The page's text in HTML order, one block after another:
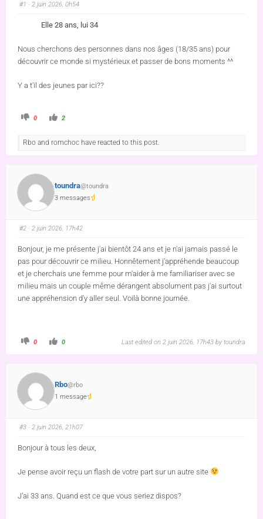
#1 · 2 juin 2026, 0h54
Elle 28 ans, lui 34
Nous cherchons des personnes dans nos âges (18/35 ans) pour
découvrir ce monde si mystérieux et passer de bons moments ^^
Y a t'il des jeunes par ici??
0 2
Rbo and romchoc have reacted to this post.
toundra@toundra
3 messages
#2 · 2 juin 2026, 17h42
Bonjour, je me présente j'ai bientôt 24 ans et je n'ai jamais passé le
pas pour découvrir ce milieu. Honnêtement j'appréhende beaucoup
et je cherchais une femme pour m'aider à me familiariser avec se
milieu mais un couple même dérangent absolument pas j'ai surtout
une appréhension d'y aller seul. Voilà bonne journée.
0 0 Last edited on 2 juin 2026, 17h43 by toundra
Rbo@rbo
1 message
#3 · 2 juin 2026, 21h07
Bonjour à tous les deux,
Je pense avoir reçu un flash de votre part sur un autre site
J’ai 33 ans. Quand est ce que vous seriez dispos?